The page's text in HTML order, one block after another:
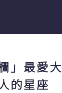
」最愛
的星座